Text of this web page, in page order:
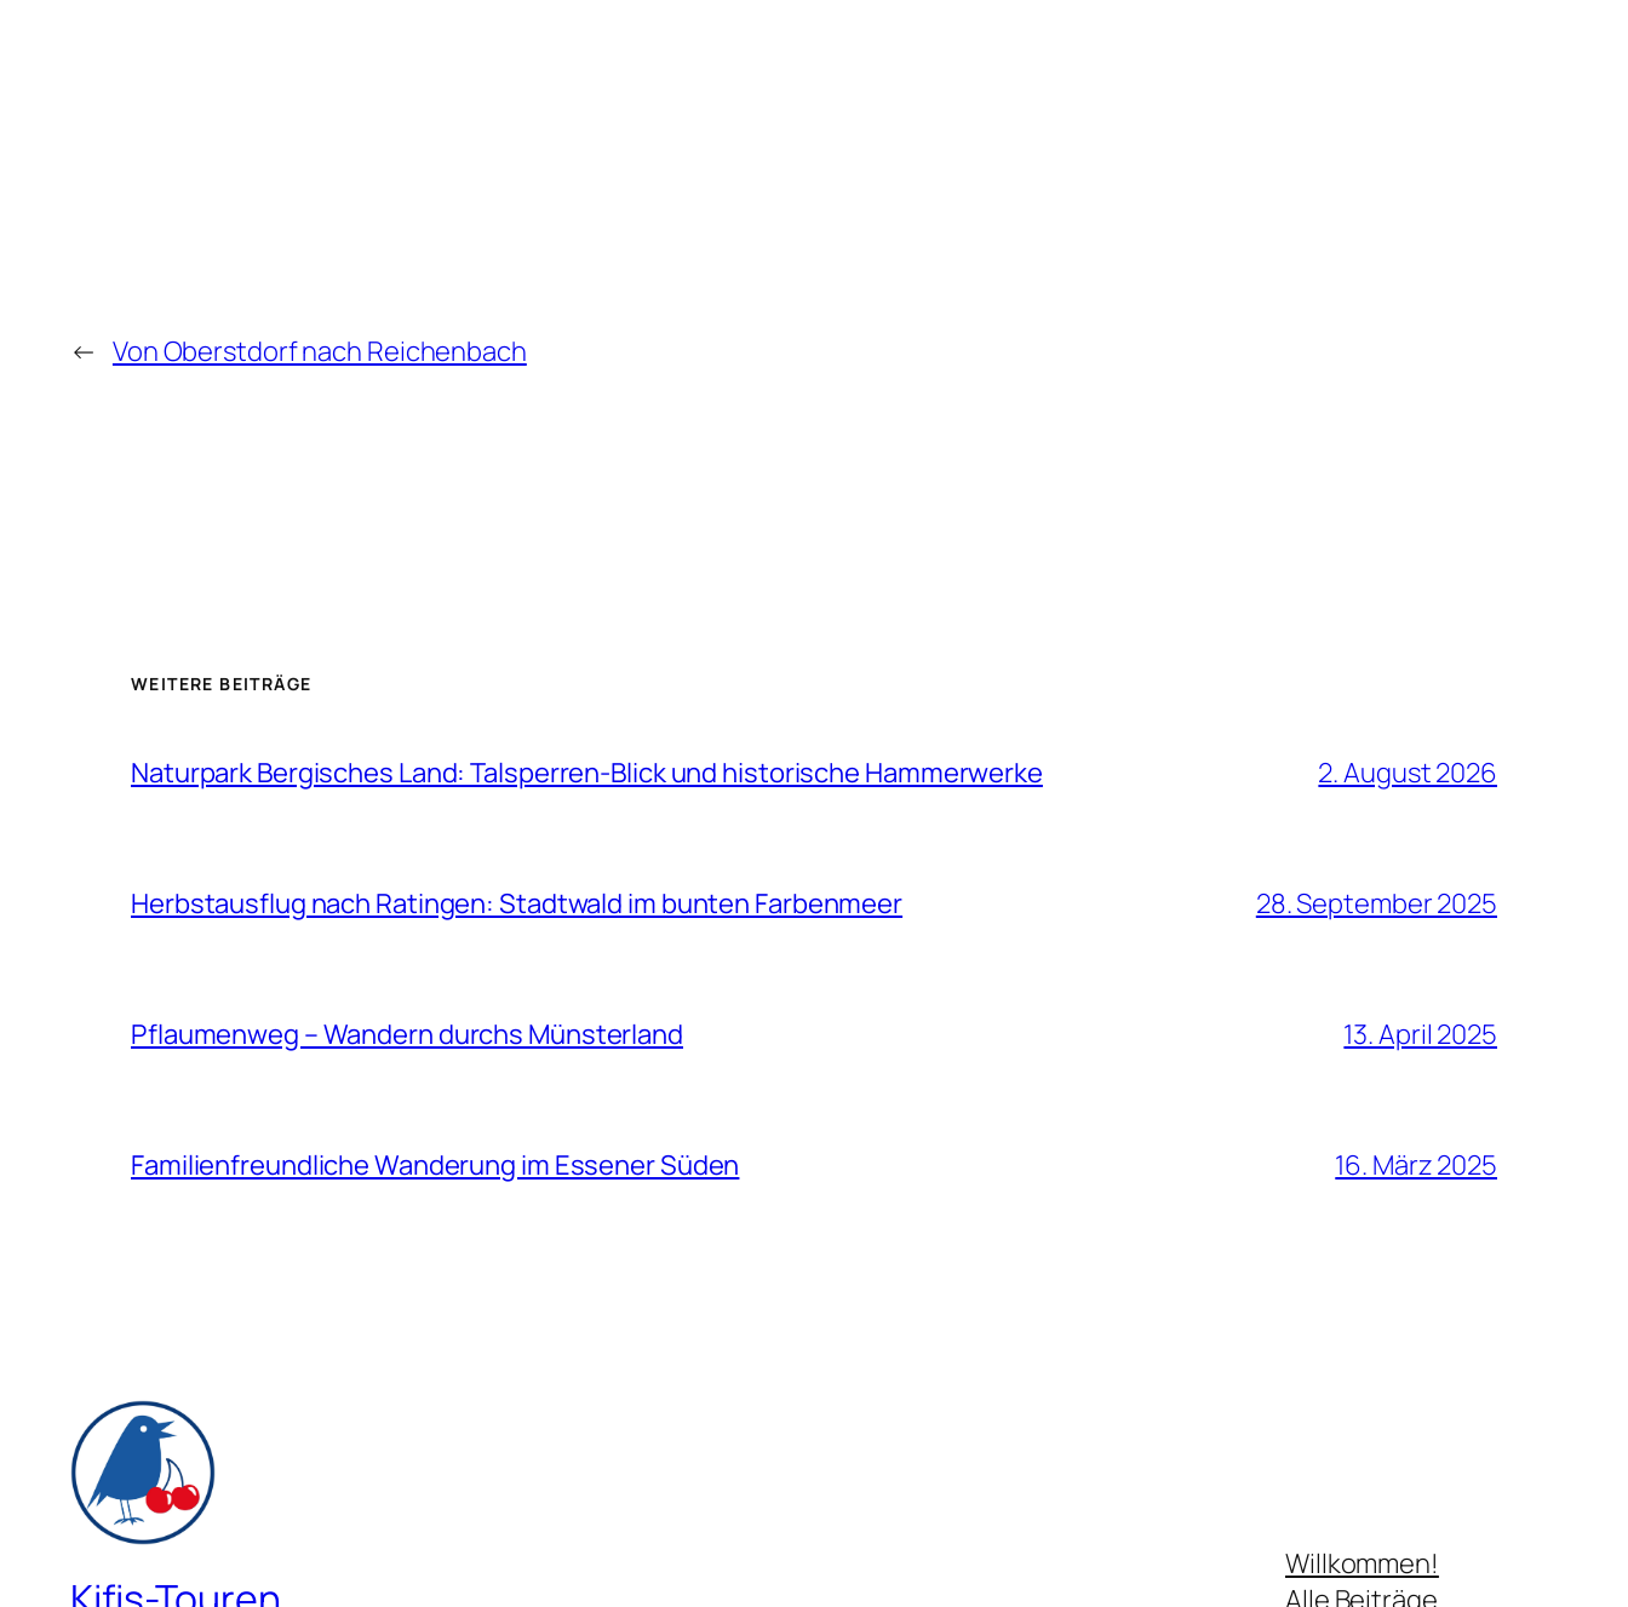
← Von Oberstdorf nach Reichenbach
WEITERE BEITRÄGE
Naturpark Bergisches Land: Talsperren-Blick und historische Hammerwerke 2. August 2026
Herbstausflug nach Ratingen: Stadtwald im bunten Farbenmeer 28. September 2025
Pflaumenweg – Wandern durchs Münsterland 13. April 2025
Familienfreundliche Wanderung im Essener Süden 16. März 2025
Willkommen!
Alle Beiträge